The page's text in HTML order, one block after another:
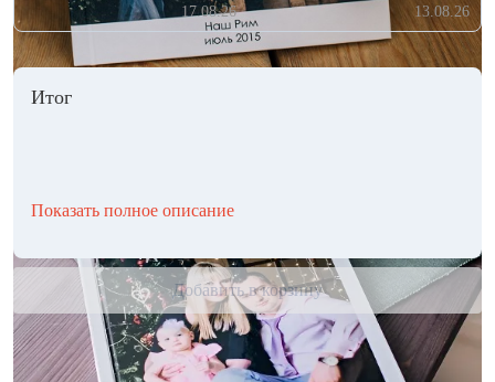
17.08.26 13.08.26
Итог
Показать полное описание
Добавить в корзину